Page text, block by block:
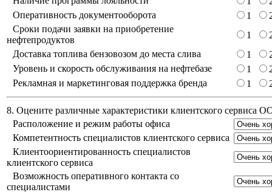
Оперативность документооборота
1
Сроки подачи заявки на приобретение
нефтепродуктов
1
Доставка топлива бензовозом до места слива
1
Уровень и скорость обслуживания на нефтебазе
1
Рекламная и маркетинговая поддержка бренда
1
8. Оцените различные характеристики клиентского сервиса
Расположение и режим работы офиса
Компетентность специалистов клиентского сервиса
Клиентоориентированность специалистов
клиентского сервиса
Возможность оперативного контакта со
специалистами